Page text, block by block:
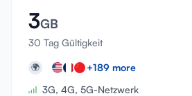
3GB
30 Tag Gültigkeit
🌍 +189 more
3G, 4G, 5G-Netzwerk